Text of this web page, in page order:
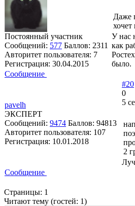
Постоянный участник
Сообщений: 577 Баллов: 2311
Авторитет пользователя: 7
Регистрация: 30.04.2015
Даже
хочет
У нас
как
было.
Сообщение
pavelh
ЭКСПЕРТ
Сообщений: 9474 Баллов: 94813
Авторитет пользователя: 107
Регистрация: 10.01.2018
#20
0
5
2
Сообщение
Страницы: 1
Читают тему (гостей: 1)